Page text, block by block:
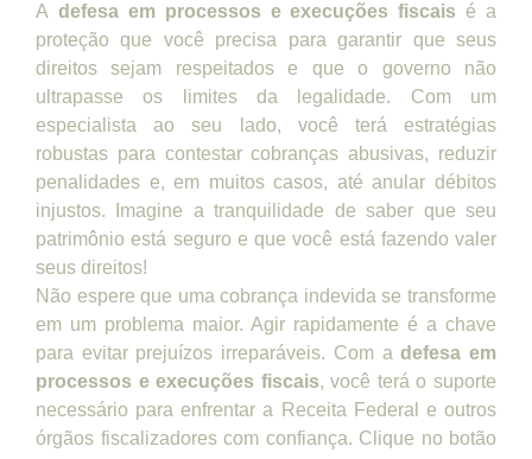
A defesa em processos e execuções fiscais é a
proteção que você precisa para garantir que seus
direitos sejam respeitados e que o governo não
ultrapasse os limites da legalidade. Com um
especialista ao seu lado, você terá estratégias
robustas para contestar cobranças abusivas, reduzir
penalidades e, em muitos casos, até anular débitos
injustos. Imagine a tranquilidade de saber que seu
patrimônio está seguro e que você está fazendo valer
seus direitos!
Não espere que uma cobrança indevida se transforme
em um problema maior. Agir rapidamente é a chave
para evitar prejuízos irreparáveis. Com adefesa em
processos e execuções fiscais, você terá o suporte
necessário para enfrentar a Receita Federal e outros
órgãos fiscalizadores com confiança. Clique no botão